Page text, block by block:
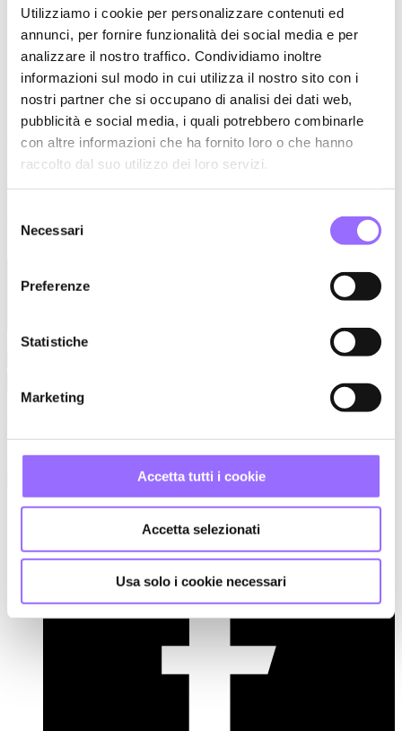
Utilizziamo i cookie per personalizzare contenuti ed
annunci, per fornire funzionalità dei social media e per
analizzare il nostro traffico. Condividiamo inoltre
informazioni sul modo in cui utilizza il nostro sito con i
nostri partner che si occupano di analisi dei dati web,
pubblicità e social media, i quali potrebbero combinarle
con altre informazioni che ha fornito loro o che hanno
raccolto dal suo utilizzo dei loro servizi.
delNecessari
Preferenze
Statistiche
Marketing
Accetta tutti i cookie
Accetta selezionati
Usa solo i cookie necessari
Assicurazione medica
Massima disponibilità nella gestione dei periodi di
maternità/paternità
Ora tocca a te
Nome
Cognome
Anno di nascita
Il tuo profilo LinkedIn
Raccontaci perché vuoi far parte della nostra squadra (facoltativo)
Allega il tuo CV (docx o pdf, facoltativo)